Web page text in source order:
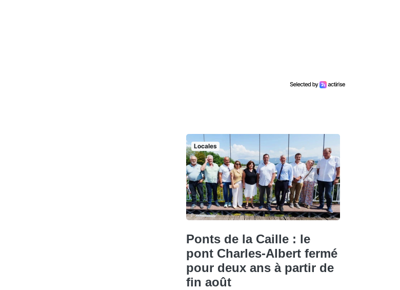
Locales
Ponts de la Caille : le
pont Charles-Albert fermé
pour deux ans à partir de
fin août